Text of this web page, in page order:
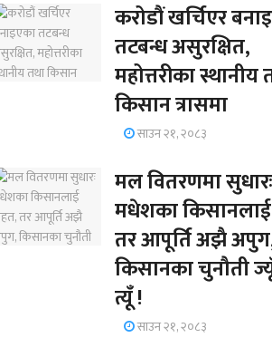
करोडौं खर्चिएर
तटबन्ध असुरक्षित,
महोत्तरीका स्थानीय
किसान त्रासमा
साउन २१, २०८३
मल वितरणमा सुधारः
मधेशका किसानलाई
तर आपूर्ति अझै
किसानका चुनौती
त्यूँ !
साउन २१, २०८३